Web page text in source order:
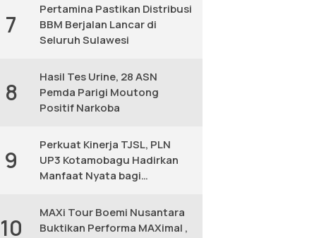
7
Pertamina Pastikan Distribusi
BBM Berjalan Lancar di
Seluruh Sulawesi
8
Hasil Tes Urine, 28 ASN
Pemda Parigi Moutong
Positif Narkoba
9
Perkuat Kinerja TJSL, PLN
UP3 Kotamobagu Hadirkan
Manfaat Nyata bagi
10
MAXi Tour Boemi Nusantara
Buktikan Performa MAXimal ,